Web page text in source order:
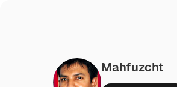
Mahfuzcht